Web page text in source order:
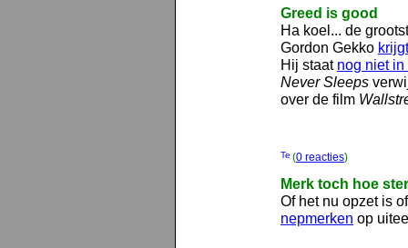
Greed is good
Ha koel... de
Gordon Gekko
Hij staat nog niet
Never Sleeps
over de film
(0 reacties)
Merk toch hoe
Of het nu opzet is
nepmerken op